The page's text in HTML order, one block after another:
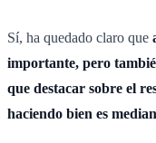
Sí, ha quedado claro que
importante, pero
que destacar sobre el
haciendo bien es